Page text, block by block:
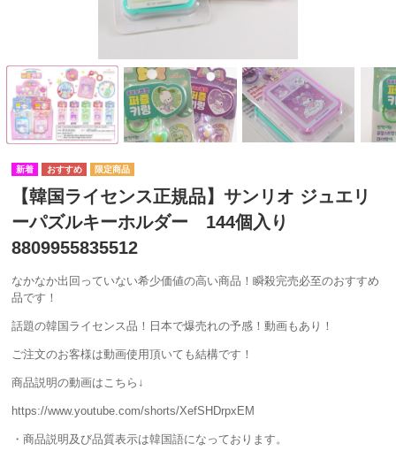
【韓国ライセンス正規品】サンリオ ジュエリ
ーパズルキーホルダー 144個入り
8809955835512
なかなか出回っていない希少価値の高い商品！瞬殺完売必至のおすすめ
品です！
話題の韓国ライセンス品！日本で爆売れの予感！動画もあり！
ご注文のお客様は動画使用頂いても結構です！
商品説明の動画はこちら↓
https://www.youtube.com/shorts/XefSHDrpxEM
・商品説明及び品質表示は韓国語になっております。